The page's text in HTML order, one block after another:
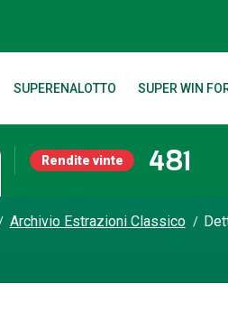
SUPERENALOTTO SUPER WIN
Rendite vinte 481
Archivio Estrazioni Classico